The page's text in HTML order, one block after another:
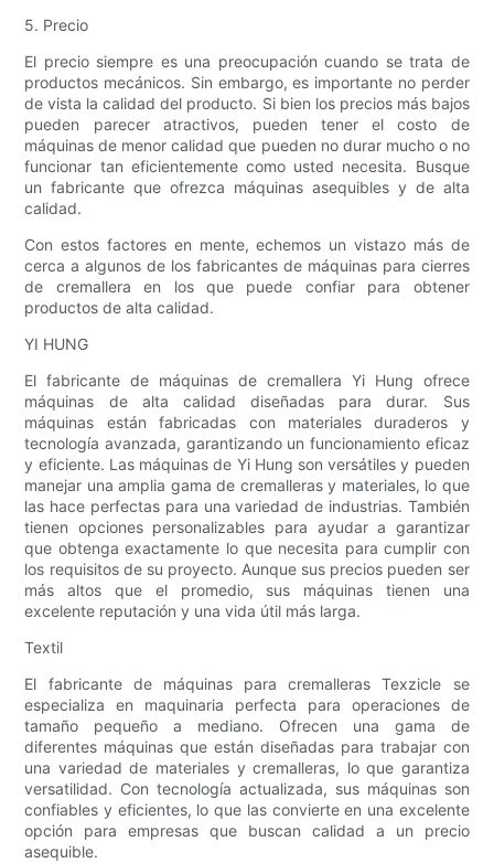
5. Precio
El precio siempre es una preocupación cuando se trata de
productos mecánicos. Sin embargo, es importante no perder
de vista la calidad del producto. Si bien los precios más bajos
pueden parecer atractivos, pueden tener el costo de
máquinas de menor calidad que pueden no durar mucho o no
funcionar tan eficientemente como usted necesita. Busque
un fabricante que ofrezca máquinas asequibles y de alta
calidad.
Con estos factores en mente, echemos un vistazo más de
cerca a algunos de los fabricantes de máquinas para cierres
de cremallera en los que puede confiar para obtener
productos de alta calidad.
YI HUNG
El fabricante de máquinas de cremallera Yi Hung ofrece
máquinas de alta calidad diseñadas para durar. Sus
máquinas están fabricadas con materiales duraderos y
tecnología avanzada, garantizando un funcionamiento eficaz
y eficiente. Las máquinas de Yi Hung son versátiles y pueden
manejar una amplia gama de cremalleras y materiales, lo que
las hace perfectas para una variedad de industrias. También
tienen opciones personalizables para ayudar a garantizar
que obtenga exactamente lo que necesita para cumplir con
los requisitos de su proyecto. Aunque sus precios pueden ser
más altos que el promedio, sus máquinas tienen una
excelente reputación y una vida útil más larga.
Textil
El fabricante de máquinas para cremalleras Texzicle se
especializa en maquinaria perfecta para operaciones de
tamaño pequeño a mediano. Ofrecen una gama de
diferentes máquinas que están diseñadas para trabajar con
una variedad de materiales y cremalleras, lo que garantiza
versatilidad. Con tecnología actualizada, sus máquinas son
confiables y eficientes, lo que las convierte en una excelente
opción para empresas que buscan calidad a un precio
asequible.